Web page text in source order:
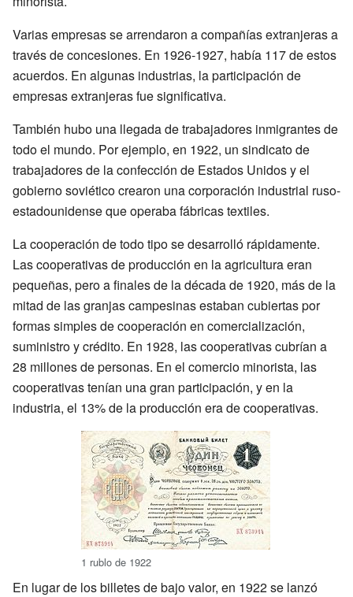
Varias empresas se arrendaron a compañías extranjeras a
través de concesiones. En 1926-1927, había 117 de estos
acuerdos. En algunas industrias, la participación de
empresas extranjeras fue significativa.
También hubo una llegada de trabajadores inmigrantes de
todo el mundo. Por ejemplo, en 1922, un sindicato de
trabajadores de la confección de Estados Unidos y el
gobierno soviético crearon una corporación industrial ruso-
estadounidense que operaba fábricas textiles.
La cooperación de todo tipo se desarrolló rápidamente.
Las cooperativas de producción en la agricultura eran
pequeñas, pero a finales de la década de 1920, más de la
mitad de las granjas campesinas estaban cubiertas por
formas simples de cooperación en comercialización,
suministro y crédito. En 1928, las cooperativas cubrían a
28 millones de personas. En el comercio minorista, las
cooperativas tenían una gran participación, y en la
industria, el 13% de la producción era de cooperativas.
1 rublo de 1922
En lugar de los billetes de bajo valor, en 1922 se lanzó